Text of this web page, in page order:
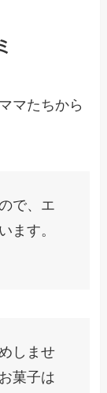
マたちから
で、エ
ます。
しませ
菓子は